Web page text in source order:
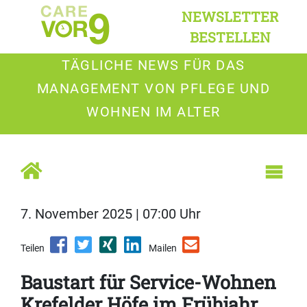
NEWSLETTER
BESTELLEN
TÄGLICHE NEWS FÜR DAS
MANAGEMENT VON PFLEGE UND
WOHNEN IM ALTER
7. November 2025 | 07:00 Uhr
Teilen Mailen
Baustart für Service-Wohnen